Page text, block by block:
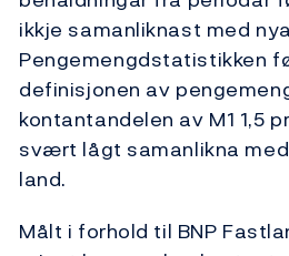
ikkje samanliknast med
Pengemengdstatistikken
definisjonen av
kontantandelen av M1 1,5
svært lågt samanlikna
land.
Målt i forhold til BNP